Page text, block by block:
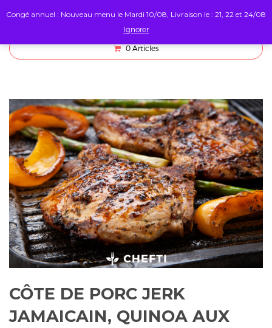
0 Articles
CÔTE DE PORC JERK
JAMAICAIN, QUINOA AUX
Congé annuel : Nouveau menu le Mardi 10/08, Livraison le : 21, 22 et 24/08
Ignorer